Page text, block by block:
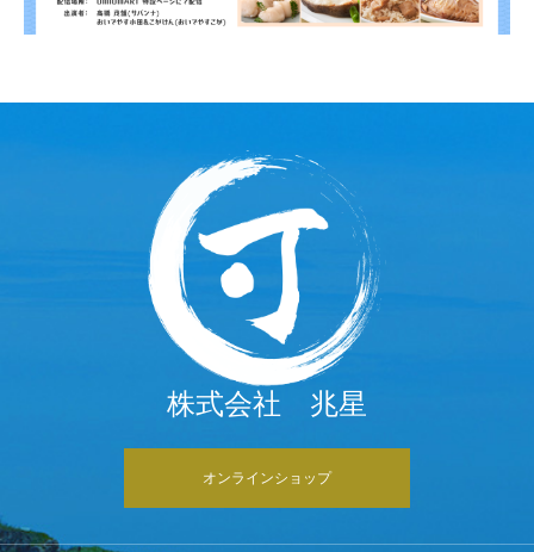
株式会社 兆星
オンラインショップ